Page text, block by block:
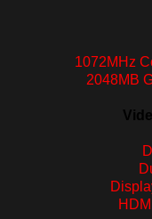
1072MHz
2048MB